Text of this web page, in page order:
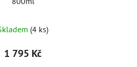
(4 ks)
1 795 Kč